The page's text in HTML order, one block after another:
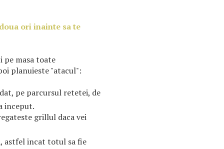
ori inainte sa te
pe masa toate
planuieste "atacul":
pe parcursul retetei, de
inceput.
grillul daca vei
astfel incat totul sa fie